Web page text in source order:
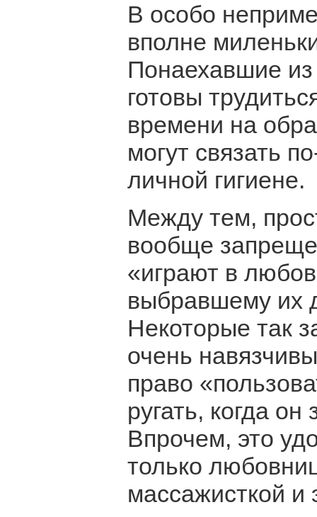
В особо
вполне
Понаехавшие
готовы
времени на
могут связать
личной гигиене.
Между тем,
вообще
«играют в
выбравшему их
Некоторые так
очень
право
ругать, когда
Впрочем, это
только
массажисткой и